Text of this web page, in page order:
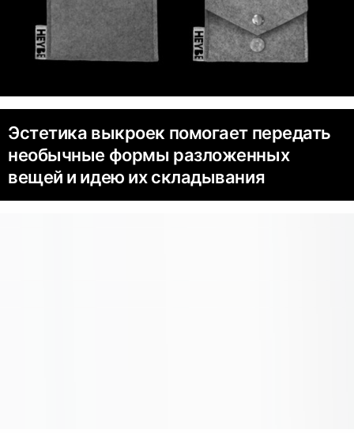
Эстетика выкроек помогает передать
необычные формы разложенных
вещей и идею их складывания